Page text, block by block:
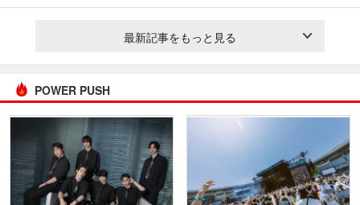
最新記事をもっと見る
POWER PUSH